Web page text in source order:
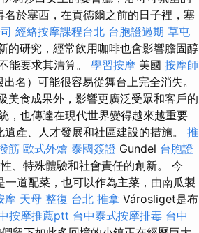
名於塞西，在貢德爾之前的日子裡，塞
經絡按摩課程台北 台胞證過期 草屯
的研究，經常飲用咖啡也會影響膽固醇
能要求其清算。 學習按摩 美國 按摩師
名）可能很容易從舞台上完全消失。
美食成果外，影響更廣泛受眾和客戶的
，也傳達在現代世界變得越來越重要
產、人才發展和社區建設的措施。 推
筋 歐式外燴 泰國簽證 Gundel 台胞證
、特殊體驗和社會責任的創新。 今
道配菜，也可以作為主菜，由南瓜製
摩 天母 整復 台北 推拿 Városliget是布
按摩推薦ptt 台中泰式按摩排毒 台中